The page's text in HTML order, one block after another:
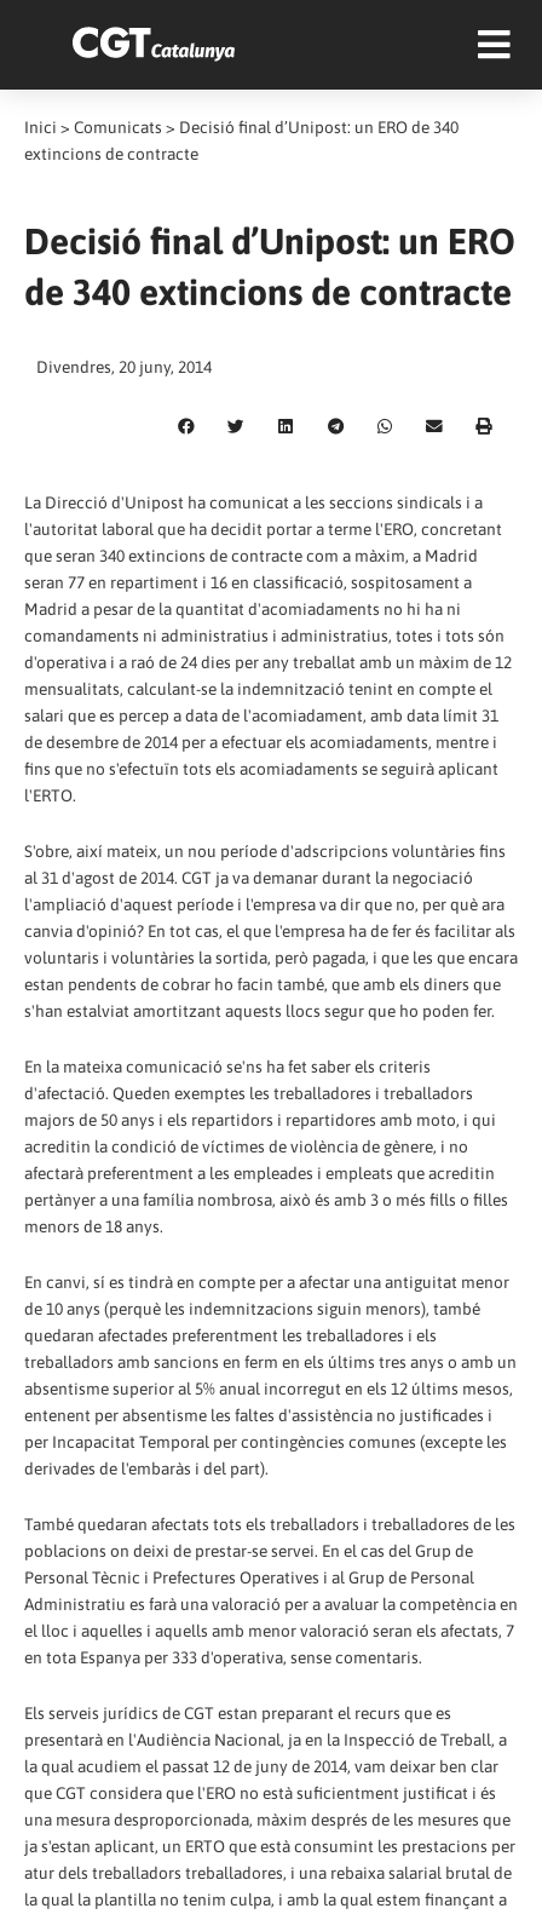
Inici > Comunicats > Decisió final d’Unipost: un ERO de 340
extincions de contracte
Decisió final d’Unipost: un ERO
de 340 extincions de contracte
Divendres, 20 juny, 2014
La Direcció d'Unipost ha comunicat a les seccions sindicals i a
l'autoritat laboral que ha decidit portar a terme l'ERO, concretant
que seran 340 extincions de contracte com a màxim, a Madrid
seran 77 en repartiment i 16 en classificació, sospitosament a
Madrid a pesar de la quantitat d'acomiadaments no hi ha ni
comandaments ni administratius i administratius, totes i tots són
d'operativa i a raó de 24 dies per any treballat amb un màxim de 12
mensualitats, calculant-se la indemnització tenint en compte el
salari que es percep a data de l'acomiadament, amb data límit 31
de desembre de 2014 per a efectuar els acomiadaments, mentre i
fins que no s'efectuïn tots els acomiadaments se seguirà aplicant
l'ERTO.
S'obre, així mateix, un nou període d'adscripcions voluntàries fins
al 31 d'agost de 2014. CGT ja va demanar durant la negociació
l'ampliació d'aquest període i l'empresa va dir que no, per què ara
canvia d'opinió? En tot cas, el que l'empresa ha de fer és facilitar als
voluntaris i voluntàries la sortida, però pagada, i que les que encara
estan pendents de cobrar ho facin també, que amb els diners que
s'han estalviat amortitzant aquests llocs segur que ho poden fer.
En la mateixa comunicació se'ns ha fet saber els criteris
d'afectació. Queden exemptes les treballadores i treballadors
majors de 50 anys i els repartidors i repartidores amb moto, i qui
acreditin la condició de víctimes de violència de gènere, i no
afectarà preferentment a les empleades i empleats que acreditin
pertànyer a una família nombrosa, això és amb 3 o més fills o filles
menors de 18 anys.
En canvi, sí es tindrà en compte per a afectar una antiguitat menor
de 10 anys (perquè les indemnitzacions siguin menors), també
quedaran afectades preferentment les treballadores i els
treballadors amb sancions en ferm en els últims tres anys o amb un
absentisme superior al 5% anual incorregut en els 12 últims mesos,
entenent per absentisme les faltes d'assistència no justificades i
per Incapacitat Temporal per contingències comunes (excepte les
derivades de l'embaràs i del part).
També quedaran afectats tots els treballadors i treballadores de les
poblacions on deixi de prestar-se servei. En el cas del Grup de
Personal Tècnic i Prefectures Operatives i al Grup de Personal
Administratiu es farà una valoració per a avaluar la competència en
el lloc i aquelles i aquells amb menor valoració seran els afectats, 7
en tota Espanya per 333 d'operativa, sense comentaris.
Els serveis jurídics de CGT estan preparant el recurs que es
presentarà en l'Audiència Nacional, ja en la Inspecció de Treball, a
la qual acudiem el passat 12 de juny de 2014, vam deixar ben clar
que CGT considera que l'ERO no està suficientment justificat i és
una mesura desproporcionada, màxim després de les mesures que
ja s'estan aplicant, un ERTO que està consumint les prestacions per
atur dels treballadors treballadores, i una rebaixa salarial brutal de
la qual la plantilla no tenim culpa, i amb la qual estem finançant a